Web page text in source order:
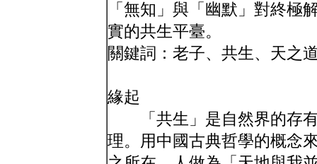
「無知」與「幽默」對終極
實的共生平臺。
關鍵詞：老子、共生、天之
緣起
「共生」是自然界的存有
理。用中國古典哲學的概念